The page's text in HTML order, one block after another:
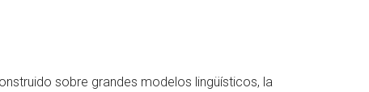
sobre grandes modelos lingüísticos, la